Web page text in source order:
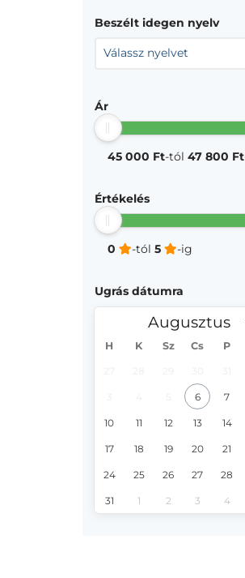
Beszélt idegen nyelv
Válassz nyelvet
Ár
45 000 Ft-tól 47 800 Ft
Értékelés
0 -tól 5 -ig
Ugrás dátumra
H K Sz Cs P
6 7
10 11 12 13 14
17 18 19 20 21
24 25 26 27 28
31 1 2 3 4